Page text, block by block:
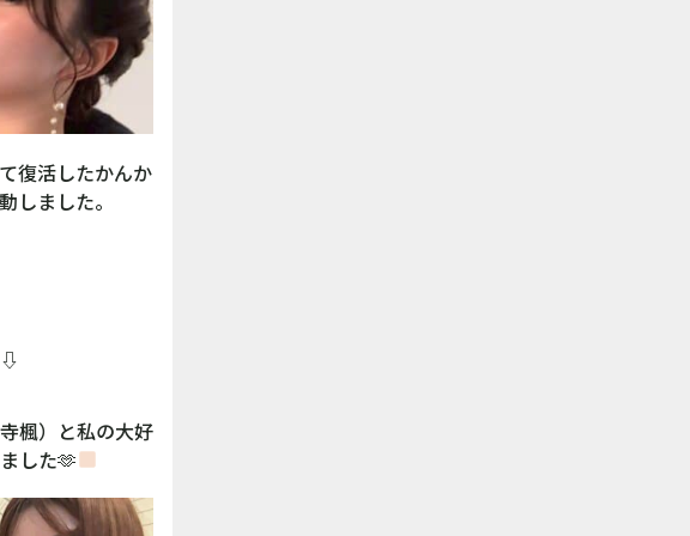
復活したかんか
しました。
⇩
楓）と私の大好
した🫶